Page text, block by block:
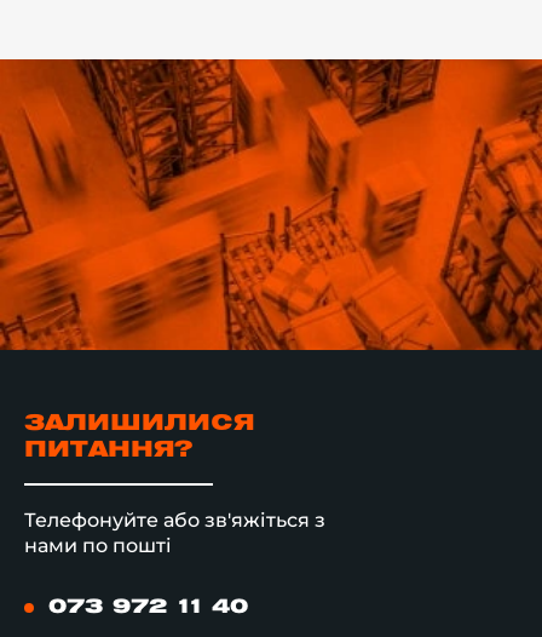
ЗАЛИШИЛИСЯ
ПИТАННЯ?
Телефонуйте або зв'яжіться з
нами по пошті
073 972 11 40